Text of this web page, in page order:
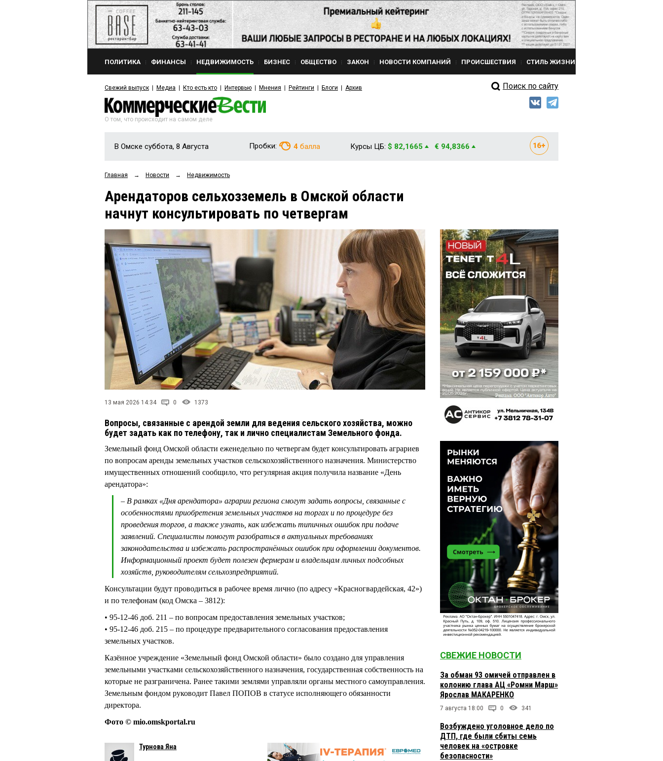
ПОЛИТИКА ФИНАНСЫ НЕДВИЖИМОСТЬ БИЗНЕС ОБЩЕСТВО ЗАКОН НОВОСТИ КОМПАНИЙ ПРОИСШЕСТВИЯ СТИЛЬ ЖИЗНИ
Свежий выпуск Медиа Кто есть кто Интервью Мнения Рейтинги Блоги Архив Поиск по сайту
О том, что происходит на самом деле
В Омске суббота, 8 Августа Пробки: 4 балла Курсы ЦБ: $ 82,1665 € 94,8366
Главная → Новости → Недвижимость
Арендаторов сельхозземель в Омской области
начнут консультировать по четвергам
13 мая 2026 14:34 0 1373
Вопросы, связанные с арендой земли для ведения сельского хозяйства, можно
будет задать как по телефону, так и лично специалистам Земельного фонда.
Земельный фонд Омской области еженедельно по четвергам будет консультировать аграриев
по вопросам аренды земельных участков сельскохозяйственного назначения. Министерство
имущественных отношений сообщило, что регулярная акция получила название «День
арендатора»:
– В рамках «Дня арендатора» аграрии региона смогут задать вопросы, связанные с
особенностями приобретения земельных участков на торгах и по процедуре без
проведения торгов, а также узнать, как избежать типичных ошибок при подаче
заявлений. Специалисты помогут разобраться в актуальных требованиях
законодательства и избежать распространённых ошибок при оформлении документов.
Информационный проект будет полезен фермерам и владельцам личных подсобных
хозяйств, руководителям сельхозпредприятий.
Консультации будут проводиться в рабочее время лично (по адресу «Красногвардейская, 42»)
и по телефонам (код Омска – 3812):
• 95-12-46 доб. 211 – по вопросам предоставления земельных участков;
• 95-12-46 доб. 215 – по процедуре предварительного согласования предоставления
земельных участков.
Казённое учреждение «Земельный фонд Омской области» было создано для управления
земельными участками сельскохозяйственного назначения, государственная собственность на
которые не разграничена. Ранее такими землями управляли органы местного самоуправления.
Земельным фондом руководит Павел ПОПОВ в статусе исполняющего обязанности
директора.
Фото © mio.omskportal.ru
Турнова Яна
СВЕЖИЕ НОВОСТИ
За обман 93 омичей отправлен в
колонию глава АЦ «Ромни Марш»
Ярослав МАКАРЕНКО
7 августа 18:00 0 341
Возбуждено уголовное дело по
ДТП, где были сбиты семь
человек на «островке
безопасности»